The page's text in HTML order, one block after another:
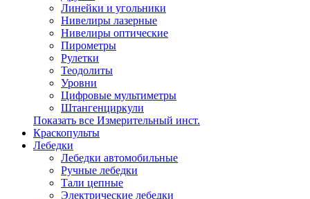
Линейки и угольники
Нивелиры лазерные
Нивелиры оптические
Пирометры
Рулетки
Теодолиты
Уровни
Цифровые мультиметры
Штангенциркули
Показать все Измерительный инст.
Краскопульты
Лебедки
Лебедки автомобильные
Ручные лебедки
Тали цепные
Электрические лебедки